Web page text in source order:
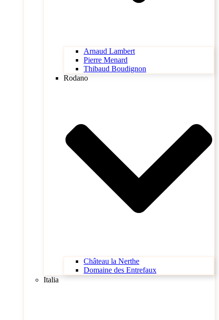
Arnaud Lambert
Pierre Menard
Thibaud Boudignon
Rodano
Château la Nerthe
Domaine des Entrefaux
Italia